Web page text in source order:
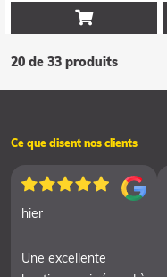

20 de 33 produits
Ce que disent nos clients
hier
Une excellente